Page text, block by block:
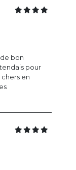
bon
pour
en